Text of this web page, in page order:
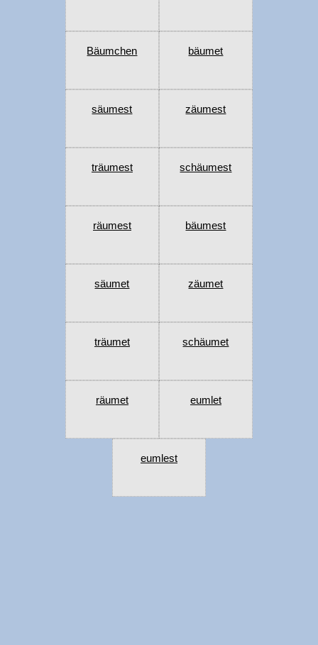
Bäumchen bäumet
säumest zäumest
träumest schäumest
räumest bäumest
säumet zäumet
träumet schäumet
räumet eumlet
eumlest